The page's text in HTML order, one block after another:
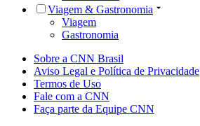
Viagem & Gastronomia
Viagem
Gastronomia
Sobre a CNN Brasil
Aviso Legal e Política de Privacidade
Termos de Uso
Fale com a CNN
Faça parte da Equipe CNN